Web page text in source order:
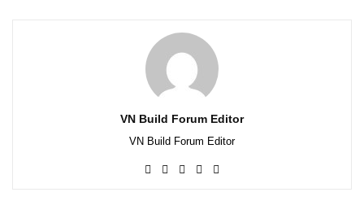
VN Build Forum Editor
VN Build Forum Editor